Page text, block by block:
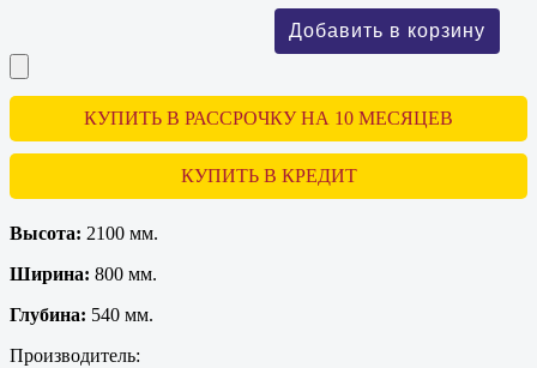
КУПИТЬ В РАССРОЧКУ НА 10 МЕСЯЦЕВ
КУПИТЬ В КРЕДИТ
Высота: 2100 мм.
Ширина: 800 мм.
Глубина: 540 мм.
Производитель: